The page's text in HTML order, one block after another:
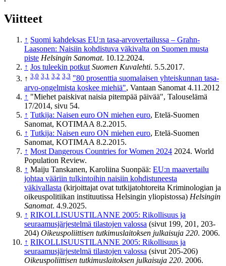
Viitteet
↑ Suomi kahdeksas EU:n tasa-arvo­vertailussa – Grahn-
Laasonen: Naisiin kohdistuva väki­valta on Suomen musta
piste Helsingin Sanomat. 10.12.2024.
↑ Jos tuleekin potkut Suomen Kuvalehti. 5.5.2017.
↑ 3,0 3,1 3,2 3,3 "80 prosenttia suomalaisen yhteiskunnan tasa-
arvo-ongelmista koskee miehiä", Vantaan Sanomat 4.11.2012
↑ "Miehet paiskivat naisia pitempää päivää", Talouselämä
17/2014, sivu 54.
↑ Tutkija: Naisen euro ON miehen euro, Etelä-Suomen
Sanomat, KOTIMAA 8.2.2015.
↑ Tutkija: Naisen euro ON miehen euro, Etelä-Suomen
Sanomat, KOTIMAA 8.2.2015.
↑ Most Dangerous Countries for Women 2024 2024. World
Population Review.
↑ Maiju Tanskanen, Karoliina Suonpää: EU:n maavertailu
johtaa vääriin tulkintoihin naisiin kohdistuneesta
väkivallasta (kirjoittajat ovat tutkijatohtoreita Kriminologian ja
oikeuspolitiikan instituutissa Helsingin yliopistossa) Helsingin
Sanomat. 4.9.2025.
↑ RIKOLLISUUSTILANNE 2005: Rikollisuus ja
seuraamusjärjestelmä tilastojen valossa (sivut 199, 201, 203-
204) Oikeuspoliittisen tutkimuslaitoksen julkaisuja 220. 2006.
↑ RIKOLLISUUSTILANNE 2005: Rikollisuus ja
seuraamusjärjestelmä tilastojen valossa (sivut 205-206)
Oikeuspoliittisen tutkimuslaitoksen julkaisuja 220. 2006.